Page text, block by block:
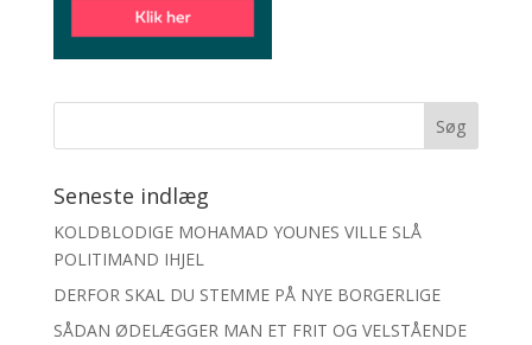
Seneste indlæg
KOLDBLODIGE MOHAMAD YOUNES VILLE SLÅ
POLITIMAND IHJEL
DERFOR SKAL DU STEMME PÅ NYE BORGERLIGE
SÅDAN ØDELÆGGER MAN ET FRIT OG VELSTÅENDE